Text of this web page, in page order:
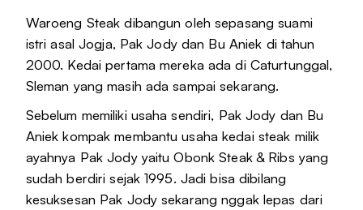
Waroeng Steak dibangun oleh sepasang suami
istri asal Jogja, Pak Jody dan Bu Aniek di tahun
2000. Kedai pertama mereka ada di Caturtunggal,
Sleman yang masih ada sampai sekarang.
Sebelum memiliki usaha sendiri, Pak Jody dan Bu
Aniek kompak membantu usaha kedai steak milik
ayahnya Pak Jody yaitu Obonk Steak & Ribs yang
sudah berdiri sejak 1995. Jadi bisa dibilang
kesuksesan Pak Jody sekarang nggak lepas dari